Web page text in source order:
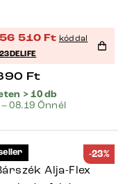
56 510 Ft kóddal
23DELIFE
Ft
> 10 db
08.19 Önnél
-23%